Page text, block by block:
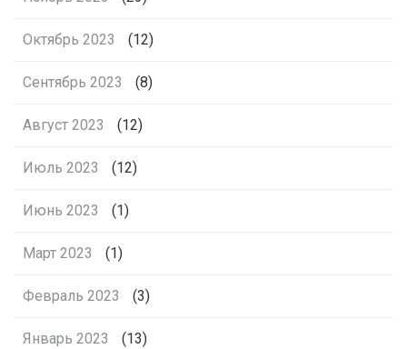
Октябрь 2023 (12)
Сентябрь 2023 (8)
Август 2023 (12)
Июль 2023 (12)
Июнь 2023 (1)
Март 2023 (1)
Февраль 2023 (3)
Январь 2023 (13)